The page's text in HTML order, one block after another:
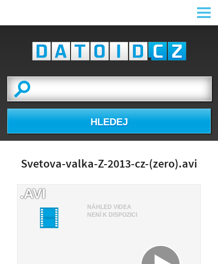
HLEDEJ
Svetova-valka-Z-2013-cz-(zero).avi
NÁHLED VIDEA
NENÍ K DISPOZICI
.AVI